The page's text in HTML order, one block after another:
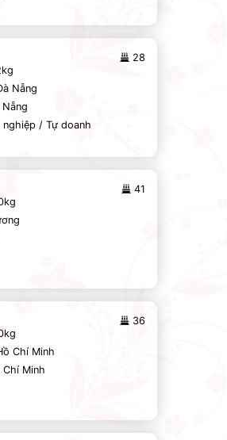
28
Nẵng
/ Tự doanh
41
36
Chí Minh
Minh